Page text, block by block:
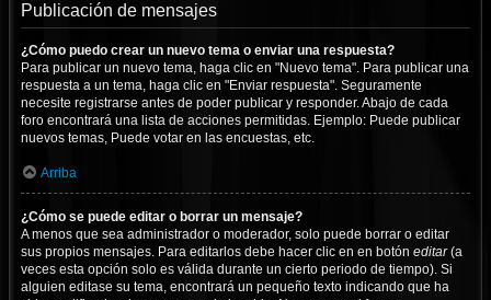
Publicación de mensajes
¿Cómo puedo crear un nuevo tema o enviar una respuesta?
Para publicar un nuevo tema, haga clic en "Nuevo tema". Para publicar una
respuesta a un tema, haga clic en "Enviar respuesta". Seguramente
necesite registrarse antes de poder publicar y responder. Abajo de cada
foro encontrará una lista de acciones permitidas. Ejemplo: Puede publicar
nuevos temas, Puede votar en las encuestas, etc.
Arriba
¿Cómo se puede editar o borrar un mensaje?
A menos que sea administrador o moderador, solo puede borrar o editar
sus propios mensajes. Para editarlos debe hacer clic en en botón editar(a
veces esta opción solo es válida durante un cierto periodo de tiempo). Si
alguien editase su tema, encontrará un pequeño texto indicando que ha